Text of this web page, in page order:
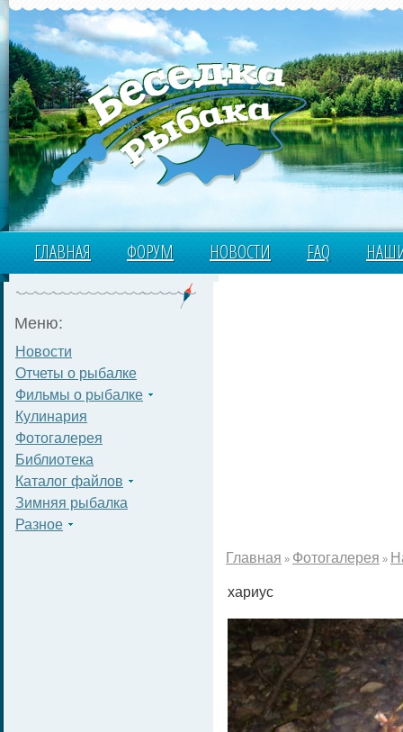
ГЛАВНАЯ ФОРУМ НОВОСТИ FAQ
Меню:
Новости
Отчеты о рыбалке
Фильмы о рыбалке
Кулинария
Фотогалерея
Библиотека
Каталог файлов
Зимняя рыбалка
Разное
Главная » Фотогалерея »
хариус